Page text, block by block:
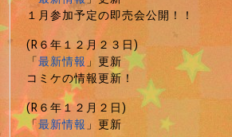
１月参加予定の即売会公開！！
(R６年１２月２３日)
「最新情報」更新
コミケの情報更新！
(R６年１２月２日)
「最新情報」更新